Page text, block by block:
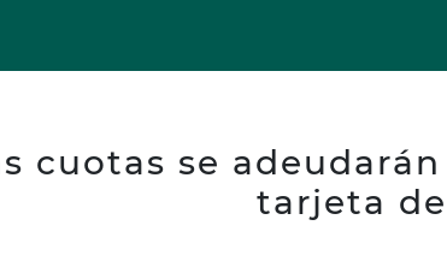
cuotas se
tarjeta